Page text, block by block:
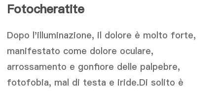
Fotocheratite
Dopo l'illuminazione, il dolore è molto forte,
manifestato come dolore oculare,
arrossamento e gonfiore delle palpebre,
fotofobia, mal di testa e iride.Di solito è